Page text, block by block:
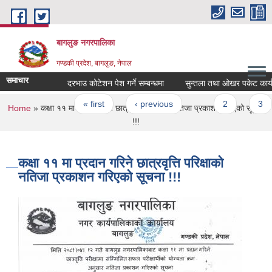
Skip to main content
बागलुङ नगरपालिका
गण्डकी प्रदेश, बागलुङ, नेपाल
समाचार दरभाउ कोटेशन पेश गर्ने सम्बन्धमा सुन्तला तथा ओखर पकेट
Pages
« first ‹ previous … 2 3
You are here
Home » कक्षा ११ मा प्रदान गरिने छात्रवृत्ति परिक्षाको नतिजा प्रकाशन गरिएको सूचना
!!!
कक्षा ११ मा प्रदान गरिने छात्रवृत्ति परिक्षाको
नतिजा प्रकाशन गरिएको सूचना !!!